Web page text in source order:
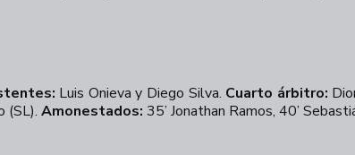
Luis Onieva y Diego Silva. Cuarto árbitro:
(SL). Amonestados: 35’ Jonathan Ramos, 40’